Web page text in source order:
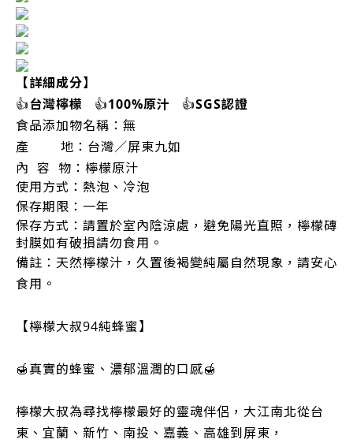
【詳細成分】
👍台灣檸檬 👍100%原汁 👍SGS認證
食品添加物名稱：無
產 地：台灣／屏東九如
內 容 物：檸檬原汁
使用方式：熱泡、冷泡
保存期限：一年
保存方式：請置於室內陰涼處，避免陽光直照，檸檬磚
封膜如有破損請勿食用。
備註：天然檸檬汁，久置後褐變純屬自然現象，請安心
食用。
【檸檬大叔94純蜂蜜】
🍯真實的蜂蜜、濃郁溫潤的口感🍯
檸檬大叔為尋找檸檬最好的靈魂伴侶，大江南北從台
東、宜蘭、新竹、南投、嘉義、高雄到屏東，